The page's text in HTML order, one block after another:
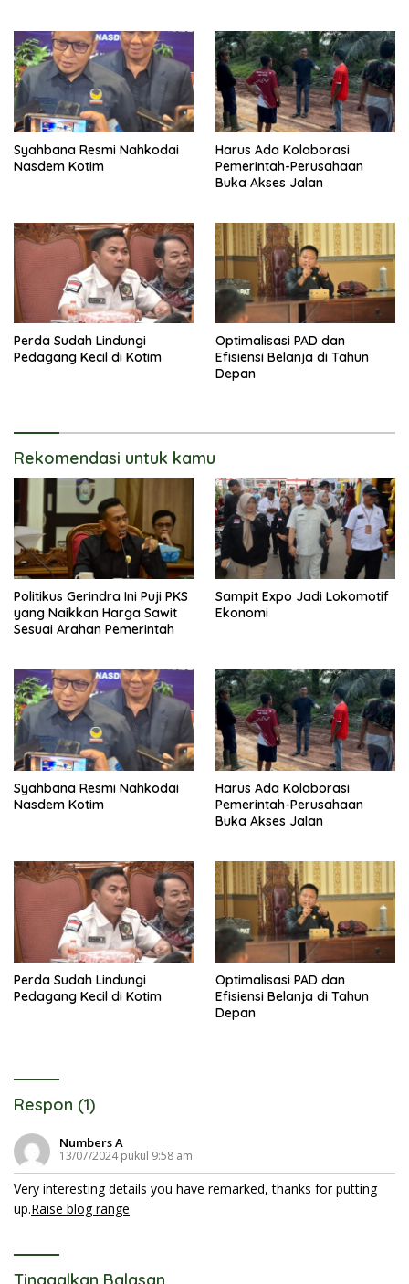
Syahbana Resmi Nahkodai
Nasdem Kotim
Harus Ada Kolaborasi
Pemerintah-Perusahaan
Buka Akses Jalan
Perda Sudah Lindungi
Pedagang Kecil di Kotim
Optimalisasi PAD dan
Efisiensi Belanja di Tahun
Depan
Rekomendasi untuk kamu
Politikus Gerindra Ini Puji PKS
yang Naikkan Harga Sawit
Sesuai Arahan Pemerintah
Sampit Expo Jadi Lokomotif
Ekonomi
Syahbana Resmi Nahkodai
Nasdem Kotim
Harus Ada Kolaborasi
Pemerintah-Perusahaan
Buka Akses Jalan
Perda Sudah Lindungi
Pedagang Kecil di Kotim
Optimalisasi PAD dan
Efisiensi Belanja di Tahun
Depan
Respon (1)
Numbers A
13/07/2024 pukul 9:58 am
Very interesting details you have remarked, thanks for putting
up.Raise blog range
Tinggalkan Balasan